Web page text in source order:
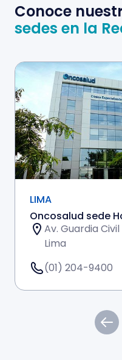
Conoce
sedes en la
LIMA
Oncosalud sede
Av. Guardia
Lima
(01) 204-9400